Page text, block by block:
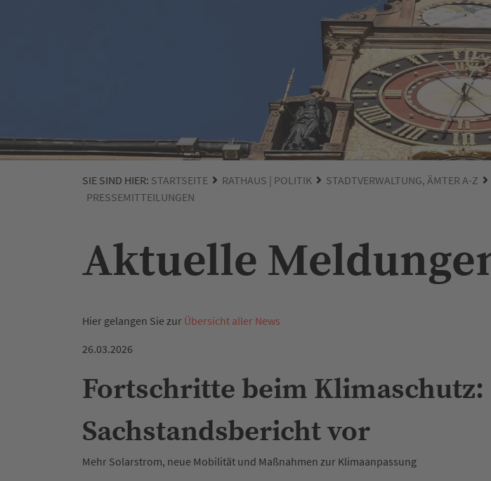
SIE SIND HIER: STARTSEITE RATHAUS | POLITIK STADTVERWALTUNG, ÄMTER A-Z
PRESSEMITTEILUNGEN
Aktuelle
Hier gelangen Sie zur Übersicht aller News
26.03.2026
Fortschritte beim
Sachstandsbericht vor
Mehr Solarstrom, neue Mobilität und Maßnahmen zur Klimaanpassung